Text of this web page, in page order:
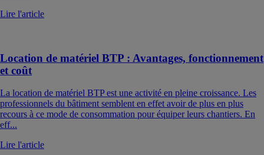
Lire l'article
Location de matériel BTP : Avantages, fonctionnement
et coût
La location de matériel BTP est une activité en pleine croissance. Les
professionnels du bâtiment semblent en effet avoir de plus en plus
recours à ce mode de consommation pour équiper leurs chantiers. En
eff...
Lire l'article